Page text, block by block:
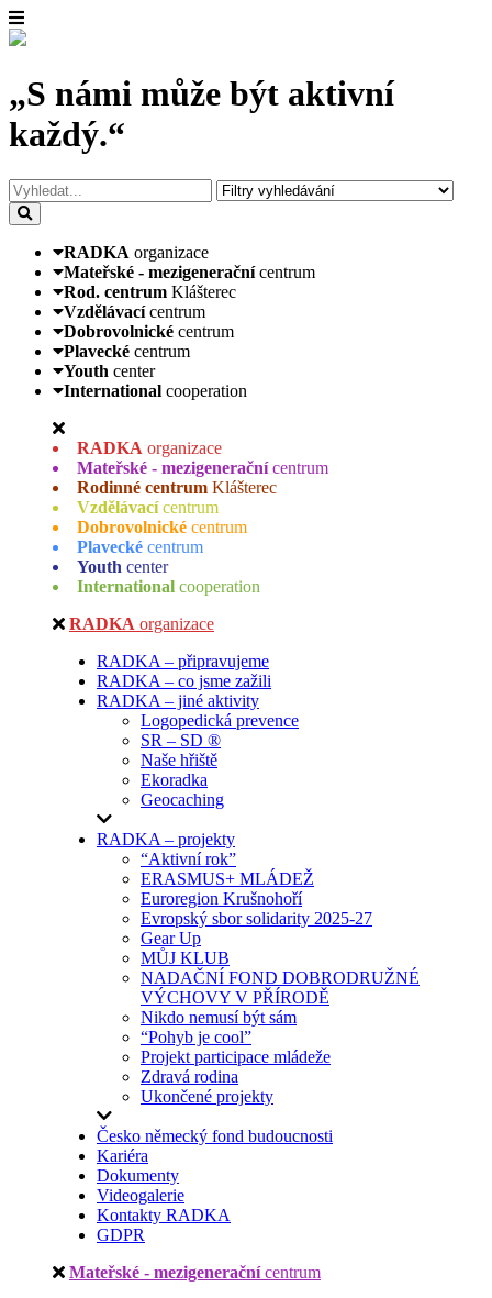
„S námi může být aktivní
každý.“
RADKA organizace
Mateřské - mezigenerační centrum
Rod. centrum Klášterec
Vzdělávací centrum
Dobrovolnické centrum
Plavecké centrum
Youth center
International cooperation
RADKA organizace
Mateřské - mezigenerační centrum
Rodinné centrum Klášterec
Vzdělávací centrum
Dobrovolnické centrum
Plavecké centrum
Youth center
International cooperation
RADKA organizace
RADKA – připravujeme
RADKA – co jsme zažili
RADKA – jiné aktivity
Logopedická prevence
SR – SD ®
Naše hřiště
Ekoradka
Geocaching
RADKA – projekty
“Aktivní rok”
ERASMUS+ MLÁDEŽ
Euroregion Krušnohoří
Evropský sbor solidarity 2025-27
Gear Up
MŮJ KLUB
NADAČNÍ FOND DOBRODRUŽNÉ
VÝCHOVY V PŘÍRODĚ
Nikdo nemusí být sám
“Pohyb je cool”
Projekt participace mládeže
Zdravá rodina
Ukončené projekty
Česko německý fond budoucnosti
Kariéra
Dokumenty
Videogalerie
Kontakty RADKA
GDPR
Mateřské - mezigenerační centrum